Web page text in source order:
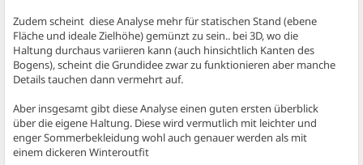
Zudem scheint diese Analyse mehr für statischen Stand (ebene
Fläche und ideale Zielhöhe) gemünzt zu sein.. bei 3D, wo die
Haltung durchaus variieren kann (auch hinsichtlich Kanten des
Bogens), scheint die Grundidee zwar zu funktionieren aber manche
Details tauchen dann vermehrt auf.
Aber insgesamt gibt diese Analyse einen guten ersten überblick
über die eigene Haltung. Diese wird vermutlich mit leichter und
enger Sommerbekleidung wohl auch genauer werden als mit
einem dickeren Winteroutfit